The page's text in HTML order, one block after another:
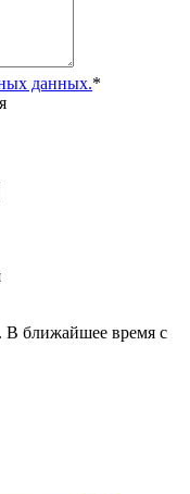
данных.*
В ближайшее время с